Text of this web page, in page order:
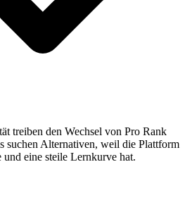
treiben den Wechsel von Pro Rank
suchen Alternativen, weil die Plattform
und eine steile Lernkurve hat.